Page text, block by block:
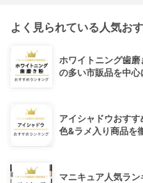
よく見られている人気お
ホワイトニング歯
の多い市販品を中心
アイシャドウおす
色&ラメ入り商品を
マニキュア人気ラ